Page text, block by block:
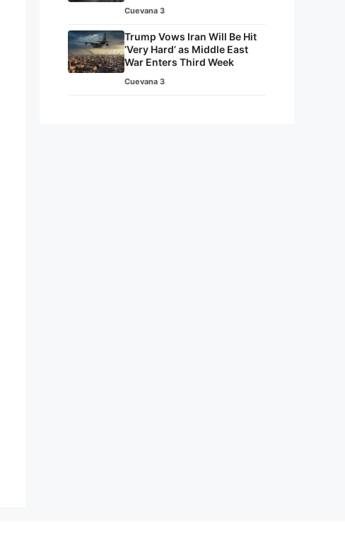
Cuevana 3
Trump Vows Iran Will Be Hit
‘Very Hard’ as Middle East
War Enters Third Week
Cuevana 3